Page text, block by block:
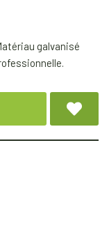
galvanisé